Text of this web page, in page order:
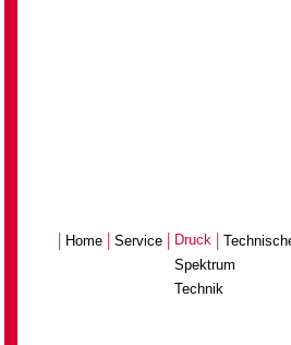
| Home | Service | Druck |
Spektrum
Technik